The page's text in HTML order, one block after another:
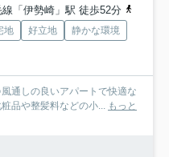
線「伊勢崎」駅 徒歩52分
地 好立地
静かな環境
通しの良いアパートで快適な
品や整髪料などの小... もっと